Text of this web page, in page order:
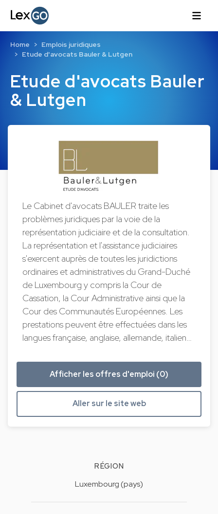
Etude d'avocats Bauler
& Lutgen
Home
Emplois juridiques
Etude d'avocats Bauler & Lutgen
Le Cabinet d'avocats BAULER traite les
problèmes juridiques par la voie de la
représentation judiciaire et de la consultation.
La représentation et l'assistance judiciaires
s'exercent auprès de toutes les juridictions
ordinaires et administratives du Grand-Duché
de Luxembourg y compris la Cour de
Cassation, la Cour Administrative ainsi que la
Cour des Communautés Européennes. Les
prestations peuvent être effectuées dans les
langues française, anglaise, allemande, italien…
Afficher les offres d'emploi (0)
Aller sur le site web
RÉGION
Luxembourg (pays)